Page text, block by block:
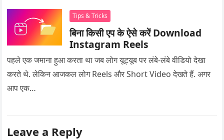
Tips & Tricks
बिना किसी एप के ऐसे करें Download
Instagram Reels
पहले एक जमाना हुआ करता था जब लोग यूट्यूब पर लंबे-लंबे वीडियो देखा
करते थे. लेकिन आजकल लोग Reels और Short Video देखते हैं. अगर
आप एक…
Leave a Reply